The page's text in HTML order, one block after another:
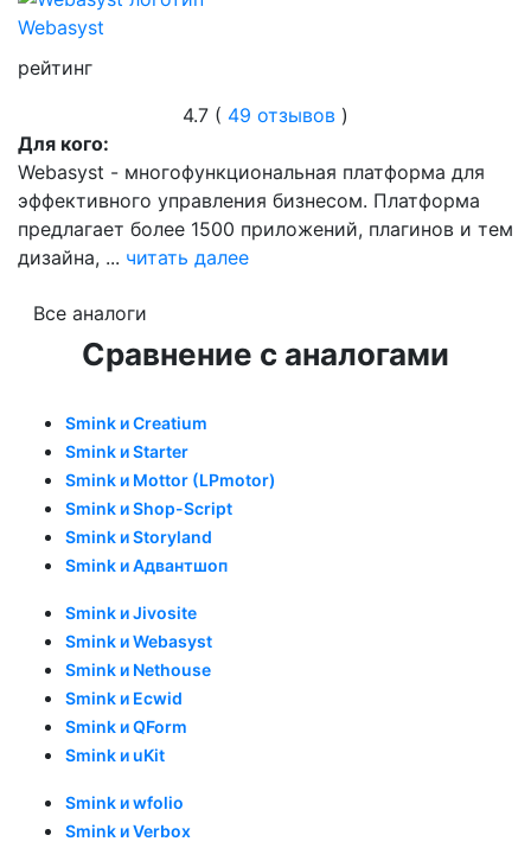
Webasyst
рейтинг
4.7 ( 49 отзывов )
Для кого:
Webasyst - многофункциональная платформа для
эффективного управления бизнесом. Платформа
предлагает более 1500 приложений, плагинов и тем
дизайна, ... читать далее
Все аналоги
Сравнение с аналогами
Smink и Creatium
Smink и Starter
Smink и Mottor (LPmotor)
Smink и Shop-Script
Smink и Storyland
Smink и Адвантшоп
Smink и Jivosite
Smink и Webasyst
Smink и Nethouse
Smink и Ecwid
Smink и QForm
Smink и uKit
Smink и wfolio
Smink и Verbox